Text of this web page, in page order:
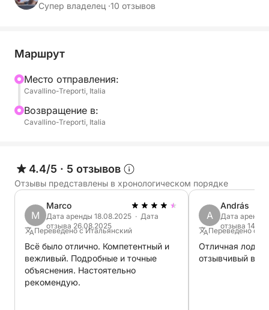
Супер владелец ·10 отзывов
Маршрут
Mесто отправления:
Cavallino-Treporti, Italia
Bозвращение в:
Cavallino-Treporti, Italia
4.4/5 · 5 отзывов
Отзывы представлены в хронологическом порядке
M
Marco
Дата аренды 18.08.2025 · Дата
отзыва 26.08.2025
Переведено с Итальянский
Всё было отлично. Компетентный и
вежливый. Подробные и точные
объяснения. Настоятельно
рекомендую.
A
András
Дата аренды
отзыва
Переведено с
Отличная
отзывчивый